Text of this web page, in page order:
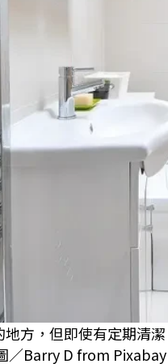
方，但即使有定期清
／Barry D from Pixabay